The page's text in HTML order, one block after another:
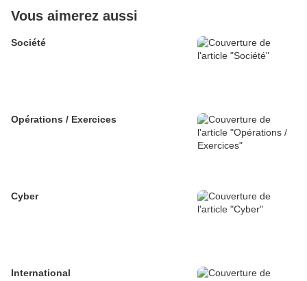
Vous aimerez aussi
Société
Opérations / Exercices
Cyber
International